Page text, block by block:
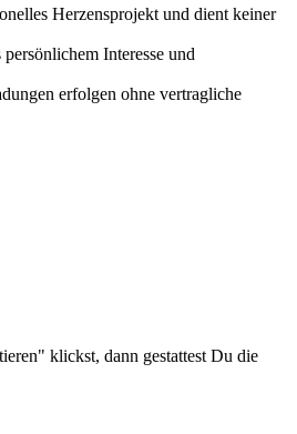
Herzensprojekt und dient keiner
Interesse und
erfolgen ohne vertragliche
klickst, dann gestattest Du die